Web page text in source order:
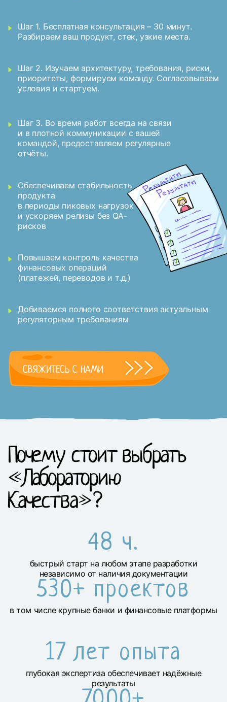
Шаг 1. Бесплатная консультация – 30 минут.
Разбираем ваш продукт, стек, узкие места.
Шаг 2. Изучаем архитектуру, требования, риски,
приоритеты, формируем команду. Согласовываем
условия и стартуем.
Шаг 3. Во время работ всегда на связи
и в плотной коммуникации с вашей
командой, предоставляем регулярные
отчёты.
Обеспечиваем стабильность
продукта
в периоды пиковых нагрузок
и ускоряем релизы без QA-
рисков
Повышаем контроль качества
финансовых операций
(платежей, переводов и т.д.)
Добиваемся полного соответствия актуальным
регуляторным требованиям
СВЯЖИТЕСЬ С НАМИ
Почему стоит выбрать
«Лабораторию
Качества»?
48 ч.
быстрый старт на любом этапе разработки
независимо от наличия документации
530+ проектов
в том числе крупные банки и финансовые платформы
17 лет опыта
глубокая экспертиза обеспечивает надёжные
результаты